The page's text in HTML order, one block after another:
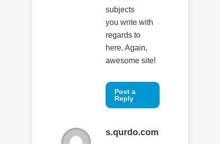
subjects
you write with
regards to
here. Again,
awesome site!
Post a
Reply
s.qurdo.com